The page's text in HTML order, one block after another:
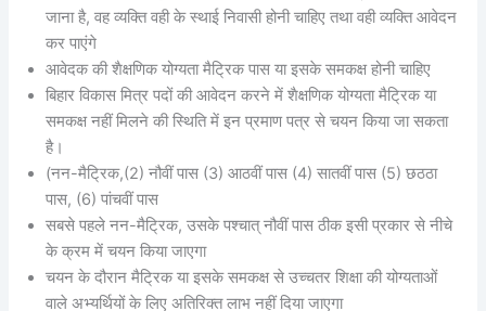
जाना है, वह व्यक्ति वही के स्थाई निवासी होनी चाहिए तथा वही व्यक्ति आवेदन
कर पाएंगे
आवेदक की शैक्षणिक योग्यता मैट्रिक पास या इसके समकक्ष होनी चाहिए
बिहार विकास मित्र पदों की आवेदन करने में शैक्षणिक योग्यता मैट्रिक या
समकक्ष नहीं मिलने की स्थिति में इन प्रमाण पत्र से चयन किया जा सकता
है।
(नन-मैट्रिक,(2) नौवीं पास (3) आठवीं पास (4) सातवीं पास (5) छठठा
पास, (6) पांचवीं पास
सबसे पहले नन-मैट्रिक, उसके पश्चात् नौवीं पास ठीक इसी प्रकार से नीचे
के क्रम में चयन किया जाएगा
चयन के दौरान मैट्रिक या इसके समकक्ष से उच्चतर शिक्षा की योग्यताओं
वाले अभ्यर्थियों के लिए अतिरिक्त लाभ नहीं दिया जाएगा